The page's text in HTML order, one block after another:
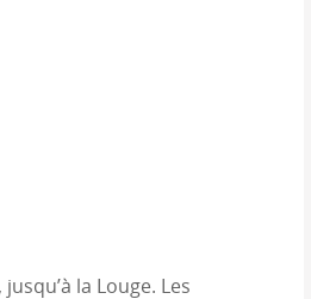
la Louge. Les